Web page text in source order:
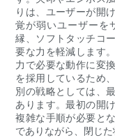
りは、ユーザーが開
覚が弱いユーザーを
縁、ソフトタッチコ
要な力を軽減します
力で必要な動作に変
を採用しているため
別の戦略としては、
あります。最初の開
複雑な手順が必要と
でありながら、閉じ